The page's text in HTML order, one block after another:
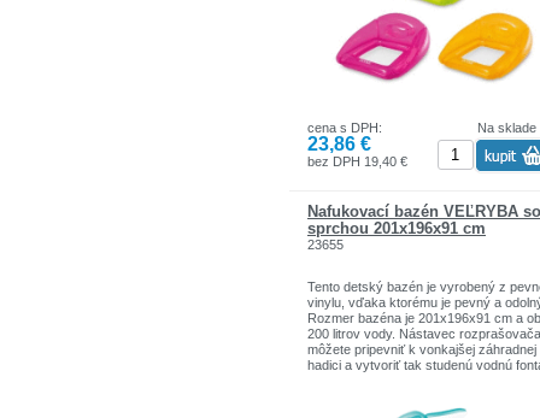
Na sklade
cena s DPH:
23,86 €
bez DPH 19,40 €
Nafukovací bazén VEĽRYBA so
sprchou 201x196x91 cm
23655
Tento detský bazén je vyrobený z
vinylu, vďaka ktorému je pevný a
Rozmer bazéna je 201x196x91 cm a
200 litrov vody. Nástavec rozprašovača
môžete pripevniť k vonkajšej záhradnej
hadici a vytvoriť tak studenú vodnú